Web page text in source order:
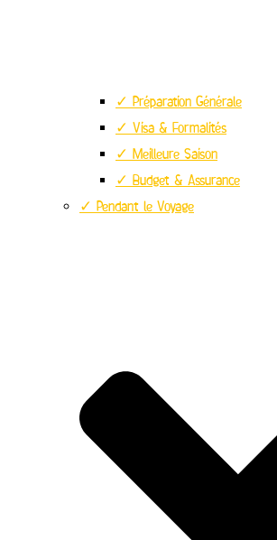
✓ Préparation Générale
✓ Visa & Formalités
✓ Meilleure Saison
✓ Budget & Assurance
✓ Pendant le Voyage